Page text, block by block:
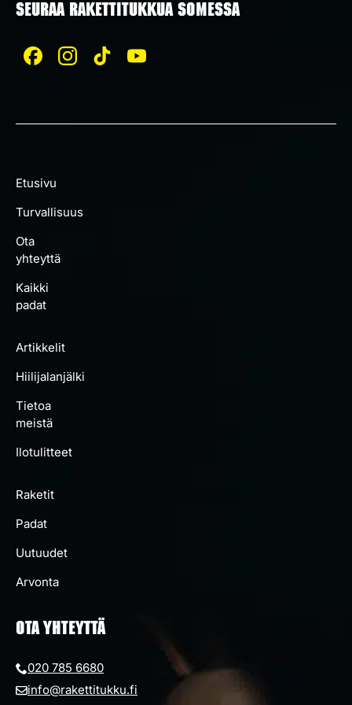
SEURAA RAKETTITUKKUA SOMESSA
Etusivu
Turvallisuus
Ota
yhteyttä
Kaikki
padat
Artikkelit
Hiilijalanjälki
Tietoa
meistä
Ilotulitteet
Raketit
Padat
Uutuudet
Arvonta
OTA YHTEYTTÄ
020 785 6680
info@rakettitukku.fi